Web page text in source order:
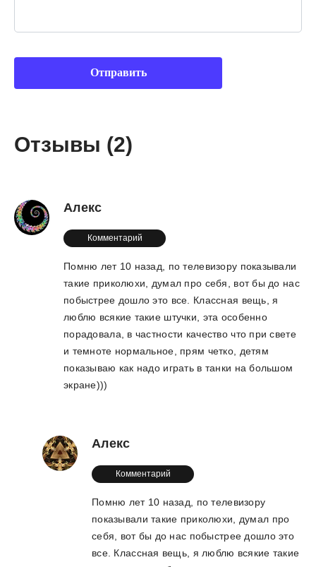
Отзывы (2)
Алекс
Комментарий
Помню лет 10 назад, по телевизору показывали
такие приколюхи, думал про себя, вот бы до нас
побыстрее дошло это все. Классная вещь, я
люблю всякие такие штучки, эта особенно
порадовала, в частности качество что при свете
и темноте нормальное, прям четко, детям
показываю как надо играть в танки на большом
экране)))
Алекс
Комментарий
Помню лет 10 назад, по телевизору
показывали такие приколюхи, думал про
себя, вот бы до нас побыстрее дошло это
все. Классная вещь, я люблю всякие такие